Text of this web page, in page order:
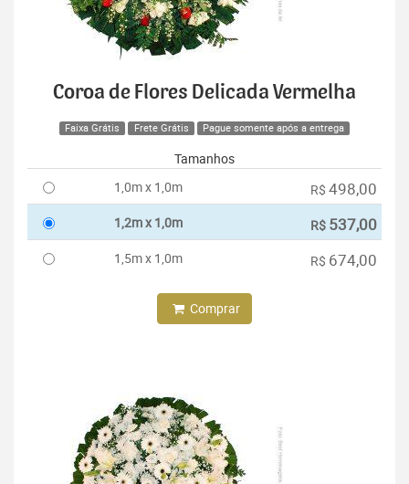
Coroa de Flores Delicada Vermelha
Faixa Grátis Frete Grátis Pague somente após a entrega
Tamanhos
1,0m x 1,0m
R$ 498,00
1,2m x 1,0m R$ 537,00
1,5m x 1,0m R$ 674,00
Comprar